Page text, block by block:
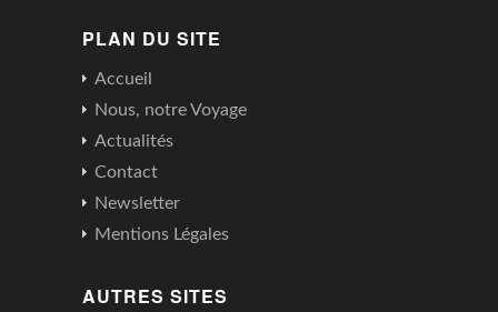
PLAN DU SITE
Accueil
Nous, notre Voyage
Actualités
Contact
Newsletter
Mentions Légales
AUTRES SITES